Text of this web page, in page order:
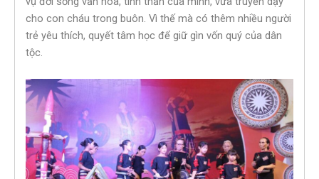
cho con cháu trong buôn. Vì thế mà có thêm nhiều người
trẻ yêu thích, quyết tâm học để giữ gìn vốn quý của dân
tộc.